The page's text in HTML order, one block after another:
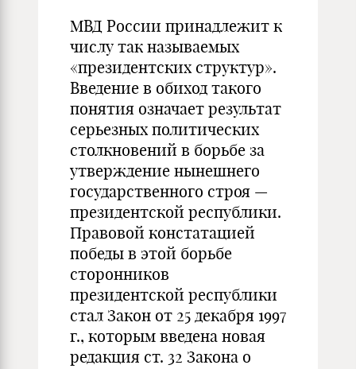
МВД России принадлежит к
числу так называемых
«президентских структур».
Введение в обиход такого
понятия означает результат
серьезных политических
столкновений в борьбе за
утверждение нынешнего
государственного строя —
президентской республики.
Правовой констатацией
победы в этой борьбе
сторонников
президентской республики
стал Закон от 25 декабря 1997
г., которым введена новая
редакция ст. 32 Закона о